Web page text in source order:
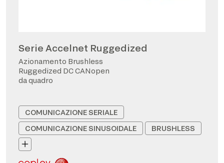
Serie Accelnet Ruggedized
Azionamento Brushless
Ruggedized DC CANopen
da quadro
COMUNICAZIONE SERIALE
COMUNICAZIONE SINUSOIDALE
BRUSHLESS